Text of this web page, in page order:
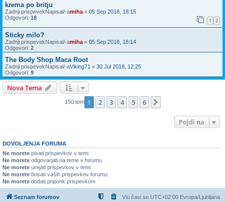
krema po britju
Zadnji prispevekNapisal/-amiha « 05 Sep 2018, 18:15
Odgovori: 18 1 2
Sticky milo?
Zadnji prispevekNapisal/-amiha « 05 Sep 2018, 18:14
Odgovori: 2
The Body Shop Maca Root
Zadnji prispevekNapisal/-aViking71 « 30 Jul 2018, 12:25
Odgovori: 9
Nova Tema
150 tem 1 2 3 4 5 6
Pojdi na
DOVOLJENJA FORUMA
Ne morete pisati prispevkov v temi
Ne morete odgovarjati na teme v forumu
Ne morete urejati prispevkov v temi
Ne morete brisati vaših prispevkov forumu
Ne morete dodati priponk prispevkom
Seznam forumov Vsi časi so UTC+02:00 Evropa/Ljubljana